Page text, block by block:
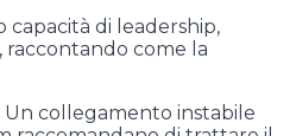
di leadership,
raccontando come la
collegamento instabile